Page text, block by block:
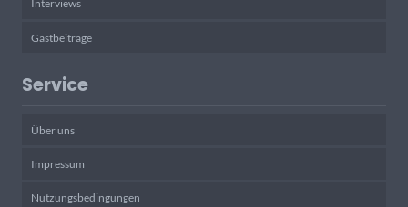
Interviews
Gastbeiträge
Service
Über uns
Impressum
Nutzungsbedingungen